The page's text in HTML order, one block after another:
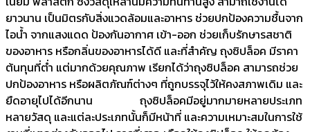
ยาวนาน เป็นมิตรกับสิ่งแวดล้อมและอาหาร ช่วยปกป้องความชื้นจาก
ไอน้ำ จากแสงแดด ป้องกันอากาศ เข้า-ออก ช่วยเก็บรักษารสชาติ
ของอาหาร หรือกลิ่นของอาหารได้ดี และที่สำคัญ ถุงซิปล็อค มีราคา
ต้นทุนที่ต่ำ แต่มากด้วยคุณภาพ เรียกได้ว่าถุงซิปล็อค สามารถช่วย
ปกป้องอาหาร หรือผลิตภัณฑ์ต่างๆ ที่ถูกบรรจุไว้ให้คงสภาพเดิม และ
ยืดอายุไปได้อีกนาน ถุงซิปล็อคมีอยู่มากมายหลายประเภท
หลายวัสดุ และแต่ละประเภทนั้นก็มีหน้าที่ และความเหมาะสมในการใช้